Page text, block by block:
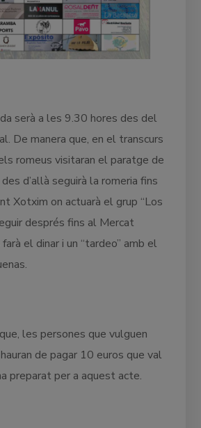
serà a les 9.30 hores des del
De manera que, en el transcurs
romeus visitaran el paratge de
d’allà seguirà la romeria fins
Xotxim on actuarà el grup “Los
després fins al Mercat
el dinar i un “tardeo” amb el
les persones que vulguen
de pagar 10 euros que val
preparat per a aquest acte.